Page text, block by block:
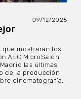
09/12/2025
que mostrarán los
AEC MicroSalón
las últimas
de la producción
cinematografía,